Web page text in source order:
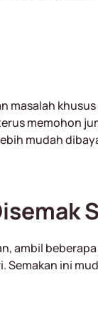
masalah
memohon
mudah
ambil
Semakan ini